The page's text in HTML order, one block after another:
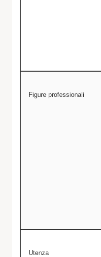
Figure professionali
Utenza